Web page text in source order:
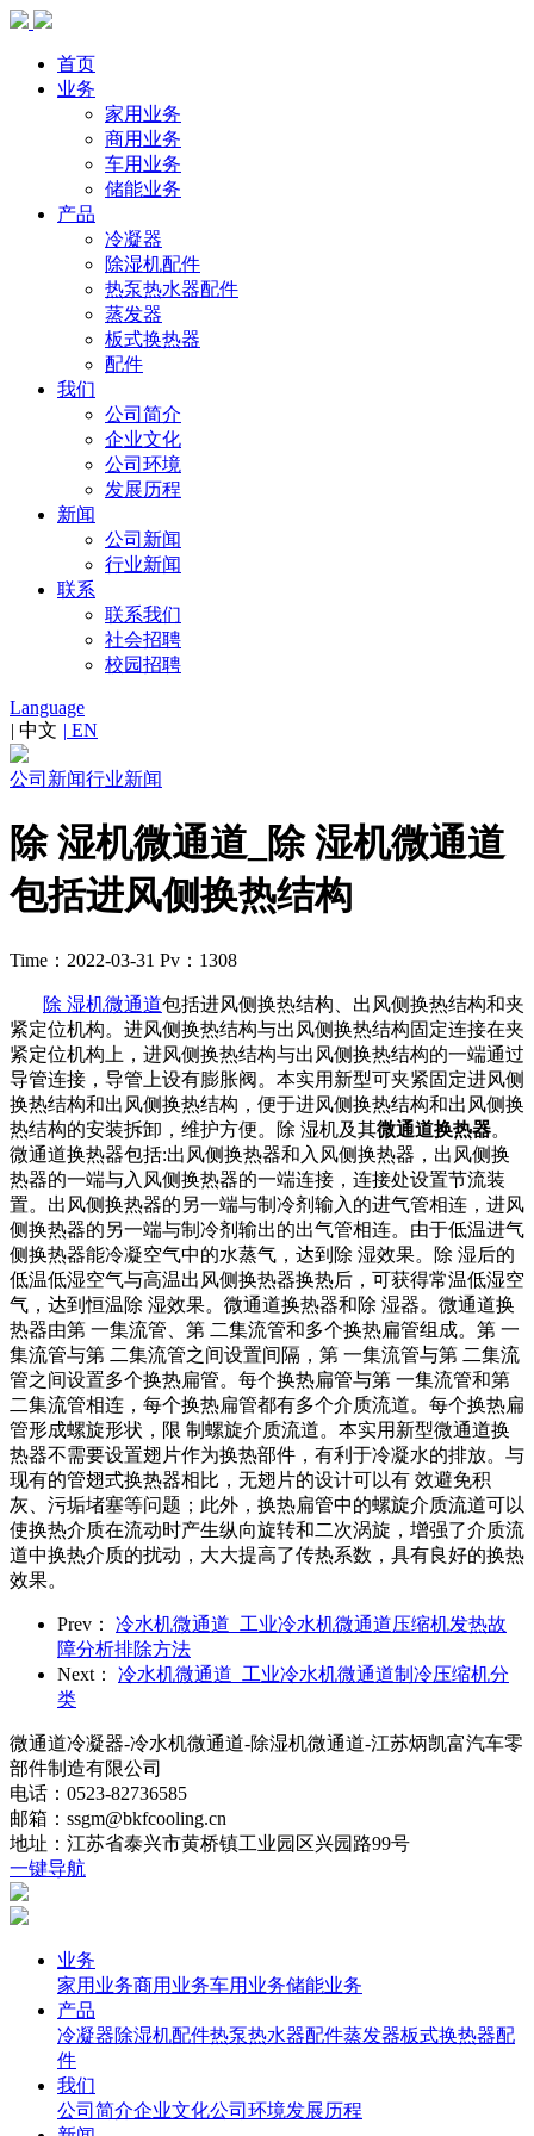
首页
业务
家用业务
商用业务
车用业务
储能业务
产品
冷凝器
除湿机配件
热泵热水器配件
蒸发器
板式换热器
配件
我们
公司简介
企业文化
公司环境
发展历程
新闻
公司新闻
行业新闻
联系
联系我们
社会招聘
校园招聘
Language
| 中文 | EN
公司新闻行业新闻
除 湿机微通道_除 湿机微通道​
包括进风侧换热结构
Time：2022-03-31 Pv：1308
除 湿机微通道包括进风侧换热结构、出风侧换热结构和夹
紧定位机构。进风侧换热结构与出风侧换热结构固定连接在夹
紧定位机构上，进风侧换热结构与出风侧换热结构的一端通过
导管连接，导管上设有膨胀阀。本实用新型可夹紧固定进风侧
换热结构和出风侧换热结构，便于进风侧换热结构和出风侧换
热结构的安装拆卸，维护方便。除 湿机及其微通道换热器。
微通道换热器包括:出风侧换热器和入风侧换热器，出风侧换
热器的一端与入风侧换热器的一端连接，连接处设置节流装
置。出风侧换热器的另一端与制冷剂输入的进气管相连，进风
侧换热器的另一端与制冷剂输出的出气管相连。由于低温进气
侧换热器能冷凝空气中的水蒸气，达到除 湿效果。除 湿后的
低温低湿空气与高温出风侧换热器换热后，可获得常温低湿空
气，达到恒温除 湿效果。微通道换热器和除 湿器。微通道换
热器由第 一集流管、第 二集流管和多个换热扁管组成。第 一
集流管与第 二集流管之间设置间隔，第 一集流管与第 二集流
管之间设置多个换热扁管。每个换热扁管与第 一集流管和第
二集流管相连，每个换热扁管都有多个介质流道。每个换热扁
管形成螺旋形状，限 制螺旋介质流道。本实用新型微通道换
热器不需要设置翅片作为换热部件，有利于冷凝水的排放。与
现有的管翅式换热器相比，无翅片的设计可以有 效避免积
灰、污垢堵塞等问题；此外，换热扁管中的螺旋介质流道可以
使换热介质在流动时产生纵向旋转和二次涡旋，增强了介质流
道中换热介质的扰动，大大提高了传热系数，具有良好的换热
效果。
Prev：
冷水机微通道_工业冷水机微通道​压缩机发热故
障分析排除方法
Next：
冷水机微通道_工业冷水机微通道制冷压缩机分
类
微通道冷凝器-冷水机微通道-除湿机微通道-江苏炳凯富汽车零
部件制造有限公司
电话：0523-82736585
邮箱：ssgm@bkfcooling.cn
地址：江苏省泰兴市黄桥镇工业园区兴园路99号
一键导航
业务
家用业务商用业务车用业务储能业务
产品
冷凝器除湿机配件热泵热水器配件蒸发器板式换热器配
件
我们
公司简介企业文化公司环境发展历程